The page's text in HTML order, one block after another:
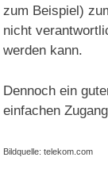
zum Beispiel)
nicht
werden kann.
Dennoch ein
einfachen
Bildquelle: telekom.com